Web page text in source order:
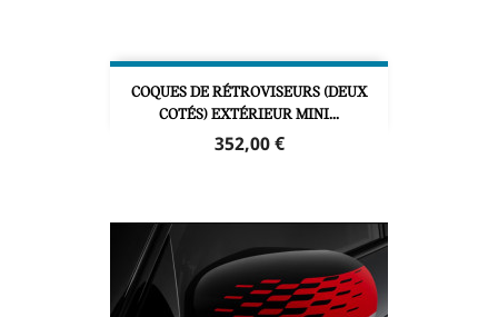
COQUES DE RÉTROVISEURS (DEUX
COTÉS) EXTÉRIEUR MINI...
Prix
352,00 €